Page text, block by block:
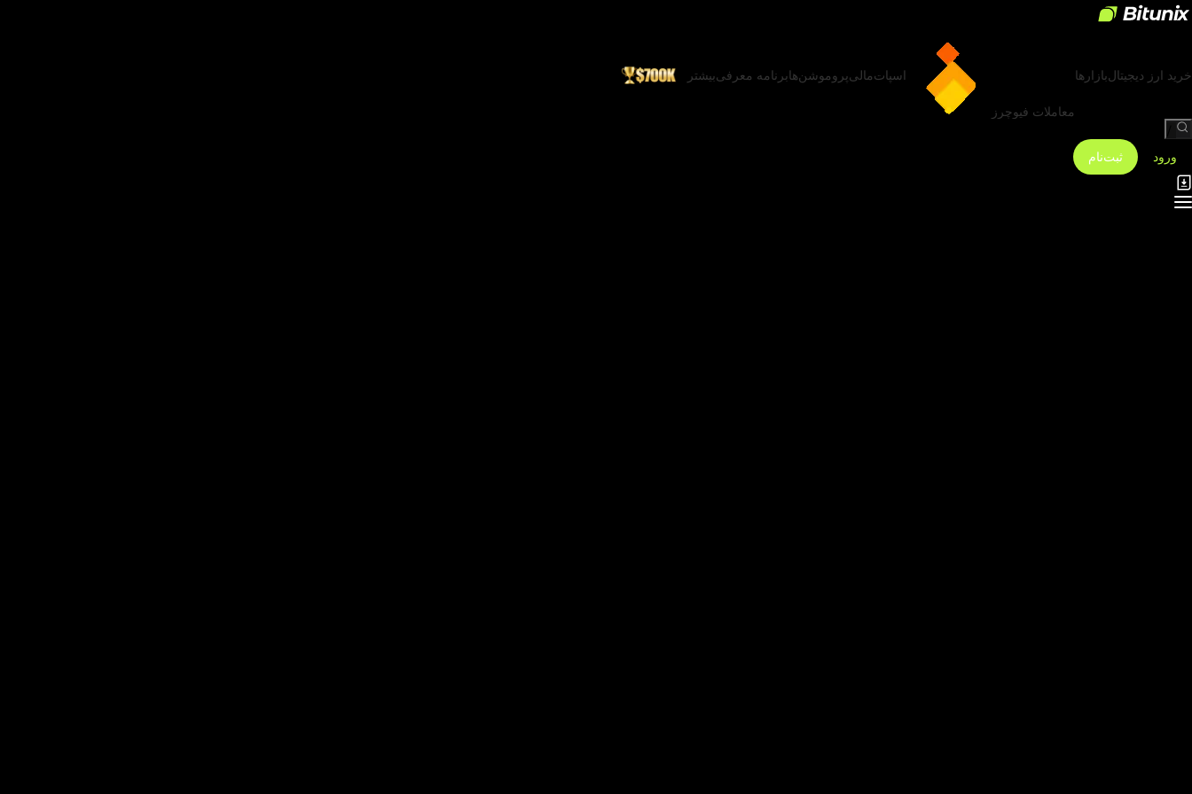
خرید ارز دیجیتالبازارها
معاملات فیوچرز
اسپاتمالیپروموشن‌هابرنامه معرفیبیشتر
ورود
ثبت‌نام